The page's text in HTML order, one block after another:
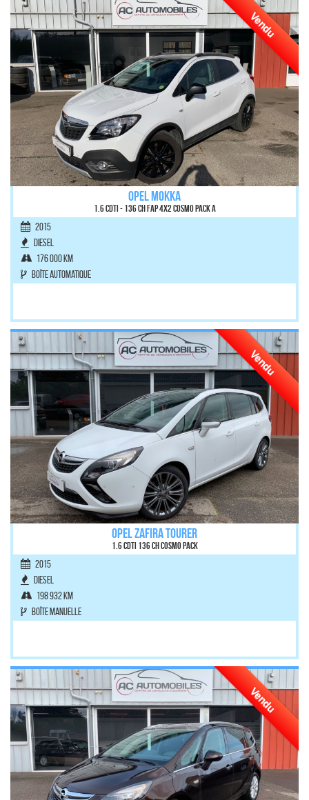
OPEL MOKKA
1.6 CDTI - 136 ch FAP 4x2 Cosmo Pack A
2015
Diesel
176 000 km
Boîte automatique
Vendu
OPEL ZAFIRA TOURER
1.6 CDTI 136 ch Cosmo Pack
2015
Diesel
198 932 km
Boîte manuelle
Vendu
Vendu